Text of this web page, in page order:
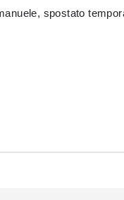
spostato